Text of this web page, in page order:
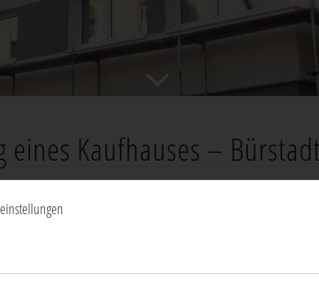
Kaufhauses –
in Bürstadt umgebaut und gleichzeitig
auch auf einer optischen Aufwertung. Das äußere